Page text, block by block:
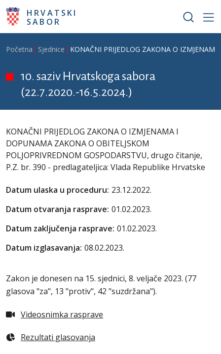
Skoči na glavni sadržaj
HRVATSKI
SABOR
Breadcrumb
Početna Sjednice KONAČNI PRIJEDLOG ZAKONA O
10. saziv Hrvatskoga sabora
(22.7.2020.-16.5.2024.)
KONAČNI PRIJEDLOG ZAKONA O IZMJENAMA I
DOPUNAMA ZAKONA O OBITELJSKOM
POLJOPRIVREDNOM GOSPODARSTVU, drugo čitanje,
P.Z. br. 390 - predlagateljica: Vlada Republike Hrvatske
Datum ulaska u proceduru: 23.12.2022.
Datum otvaranja rasprave: 01.02.2023.
Datum zaključenja rasprave: 01.02.2023.
Datum izglasavanja: 08.02.2023.
Zakon je donesen na 15. sjednici, 8. veljače 2023. (77
glasova "za", 13 "protiv", 42 "suzdržana").
Videosnimka rasprave
Rezultati glasovanja